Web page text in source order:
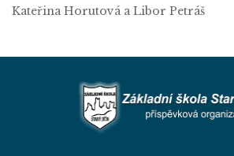
Kateřina Horutová a Libor Petráš